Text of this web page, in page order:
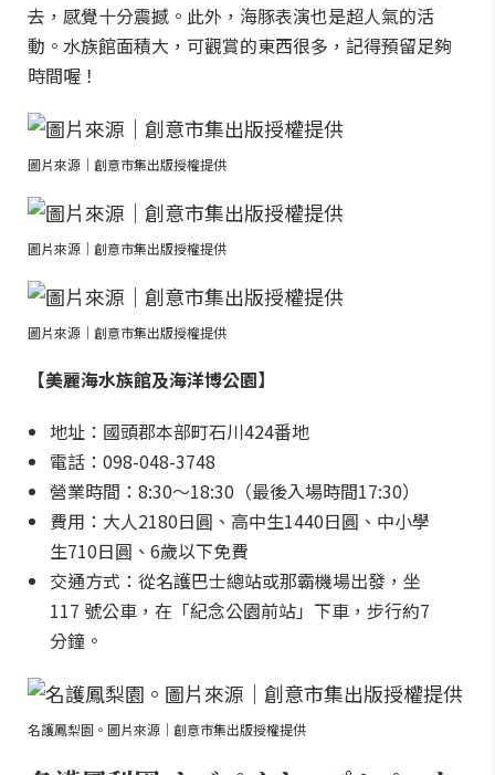
去，感覺十分震撼。此外，海豚表演也是超人氣的活
動。水族館面積大，可觀賞的東西很多，記得預留足夠
時間喔！
圖片來源｜創意市集出版授權提供
圖片來源｜創意市集出版授權提供
圖片來源｜創意市集出版授權提供
【美麗海水族館及海洋博公園】
地址：國頭郡本部町石川424番地
電話：098-048-3748
營業時間：8:30～18:30（最後入場時間17:30）
費用：大人2180日圓、高中生1440日圓、中小學
生710日圓、6歲以下免費
交通方式：從名護巴士總站或那霸機場出發，坐
117 號公車，在「紀念公園前站」下車，步行約7
分鐘。
名護鳳梨園。圖片來源｜創意市集出版授權提供